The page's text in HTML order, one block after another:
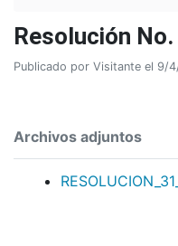
Resolución
Publicado por Visitante el 9/
Archivos adjuntos